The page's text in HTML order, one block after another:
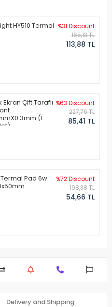
HY510 Termal %31 Discount
165,13 TL
113,88 TL
Çift Taraflı
(1
%63 Discount
227,76 TL
85,41 TL
Pad 6w
%72 Discount
198,38 TL
54,66 TL
Delivery and Shipping